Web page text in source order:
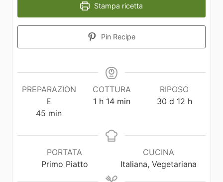
Stampa ricetta
Pin Recipe
PREPARAZION
E
45 min
COTTURA
1 h 14 min
RIPOSO
30 d 12 h
PORTATA
Primo Piatto
CUCINA
Italiana, Vegetariana